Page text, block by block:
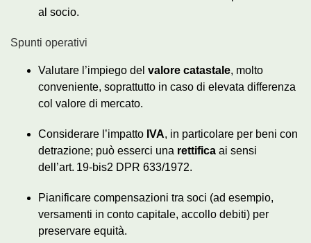
al socio.
Spunti operativi
Valutare l’impiego del valore catastale, molto
conveniente, soprattutto in caso di elevata differenza
col valore di mercato.
Considerare l’impatto IVA, in particolare per beni con
detrazione; può esserci una rettifica ai sensi
dell’art. 19‑bis2 DPR 633/1972.
Pianificare compensazioni tra soci (ad esempio,
versamenti in conto capitale, accollo debiti) per
preservare equità.